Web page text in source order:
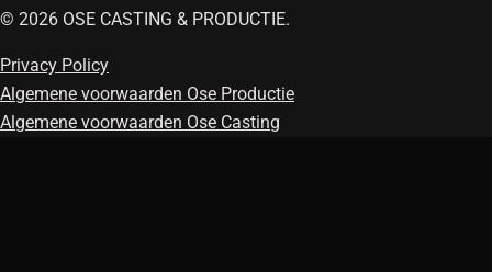
© 2026 OSE CASTING & PRODUCTIE.
Privacy Policy
Algemene voorwaarden Ose Productie
Algemene voorwaarden Ose Casting